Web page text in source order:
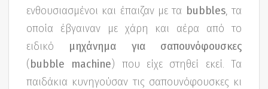
ενθουσιασμένοι και έπαιζαν με τα bubbles, τα
οποία έβγαιναν με χάρη και αέρα από το
ειδικό μηχάνημα για σαπουνόφουσκες
(bubble machine) που είχε στηθεί εκεί. Τα
παιδάκια κυνηγούσαν τις σαπουνόφουσκες κι